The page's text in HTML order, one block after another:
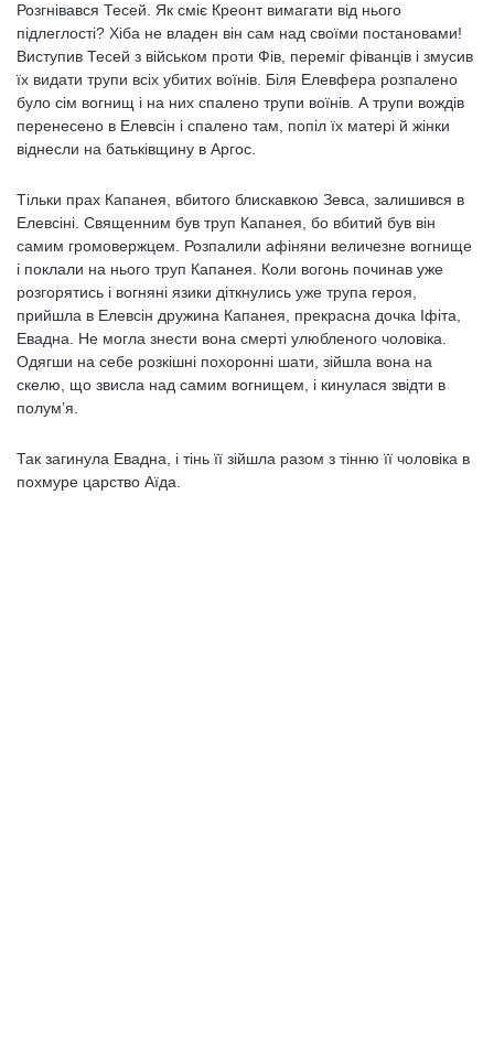
Розгнівався Тесей. Як сміє Креонт вимагати від нього
підлеглості? Хіба не владен він сам над своїми постановами!
Виступив Тесей з військом проти Фів, переміг фіванців і змусив
їх видати трупи всіх убитих воїнів. Біля Елевфера розпалено
було сім вогнищ і на них спалено трупи воїнів. А трупи вождів
перенесено в Елевсін і спалено там, попіл їх матері й жінки
віднесли на батьківщину в Аргос.
Тільки прах Капанея, вбитого блискавкою Зевса, залишився в
Елевсіні. Священним був труп Капанея, бо вбитий був він
самим громовержцем. Розпалили афіняни величезне вогнище
і поклали на нього труп Капанея. Коли вогонь починав уже
розгорятись і вогняні язики діткнулись уже трупа героя,
прийшла в Елевсін дружина Капанея, прекрасна дочка Іфіта,
Евадна. Не могла знести вона смерті улюбленого чоловіка.
Одягши на себе розкішні похоронні шати, зійшла вона на
скелю, що звисла над самим вогнищем, і кинулася звідти в
полум’я.
Так загинула Евадна, і тінь її зійшла разом з тінню її чоловіка в
похмуре царство Аїда.